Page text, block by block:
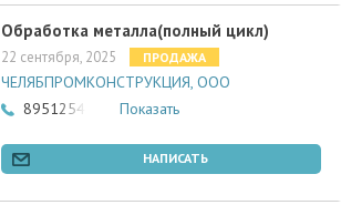
Обработка металла(полный цикл)
22 сентября, 2025 ПРОДАЖА
ЧЕЛЯБПРОМКОНСТРУКЦИЯ, ООО
89512547868Показать
НАПИСАТЬ